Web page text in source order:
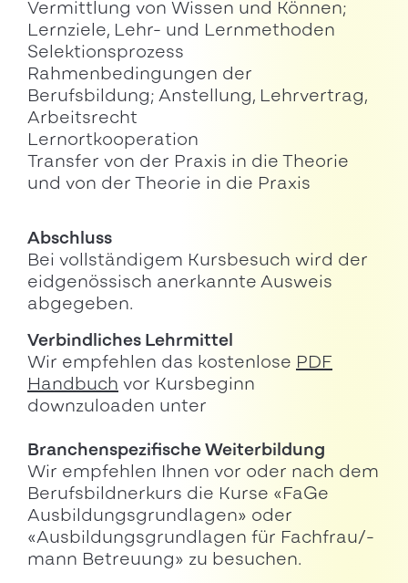
Vermittlung von Wissen und Können;
Lernziele, Lehr- und Lernmethoden
Selektionsprozess
Rahmenbedingungen der
Berufsbildung; Anstellung, Lehrvertrag,
Arbeitsrecht
Lernortkooperation
Transfer von der Praxis in die Theorie
und von der Theorie in die Praxis
Abschluss
Bei vollständigem Kursbesuch wird der
eidgenössisch anerkannte Ausweis
abgegeben.
Verbindliches Lehrmittel
Wir empfehlen das kostenlose PDF
Handbuch vor Kursbeginn
downzuloaden unter
Branchenspezifische Weiterbildung
Wir empfehlen Ihnen vor oder nach dem
Berufsbildnerkurs die Kurse «FaGe
Ausbildungsgrundlagen» oder
«Ausbildungsgrundlagen für Fachfrau/-
mann Betreuung» zu besuchen.